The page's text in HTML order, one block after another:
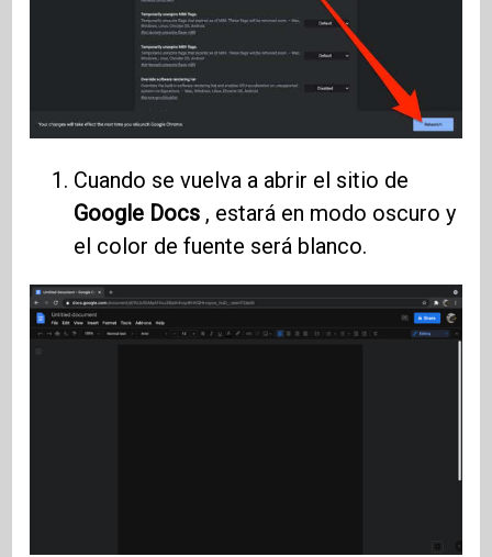
Cuando se vuelva a abrir el sitio de
Google Docs , estará en modo oscuro y
el color de fuente será blanco.